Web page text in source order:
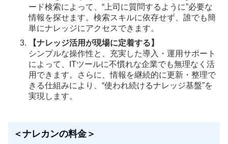
ード検索によって、“上司に質問するように”必要な
情報を探せます。検索スキルに依存せず、誰でも簡
単にナレッジにアクセスできます。
【ナレッジ活用が現場に定着する】
シンプルな操作性と、充実した導入・運用サポート
によって、ITツールに不慣れな企業でも無理なく活
用できます。さらに、情報を継続的に更新・整理で
きる仕組みにより、“使われ続けるナレッジ基盤”を
実現します。
＜ナレカンの料金＞